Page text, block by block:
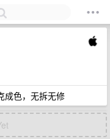
成色，无拆无修